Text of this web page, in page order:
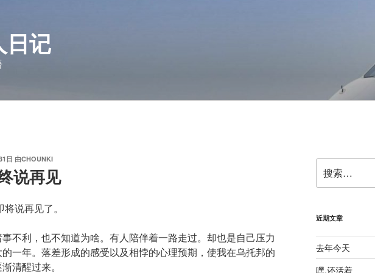
日记
日 由CHOUNKI
说再见
说再见了。
不利，也不知道为啥。有人陪伴着一路走过。却也是自己压力
一年。落差形成的感受以及相悖的心理预期，使我在乌托邦的
清醒过来。
索：
近期文章
去年今天
嘿,还活着